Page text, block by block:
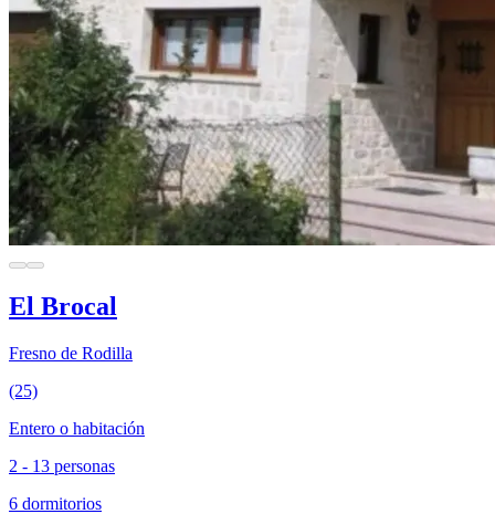
El Brocal
Fresno de Rodilla
(25)
Entero o habitación
2 - 13 personas
6 dormitorios